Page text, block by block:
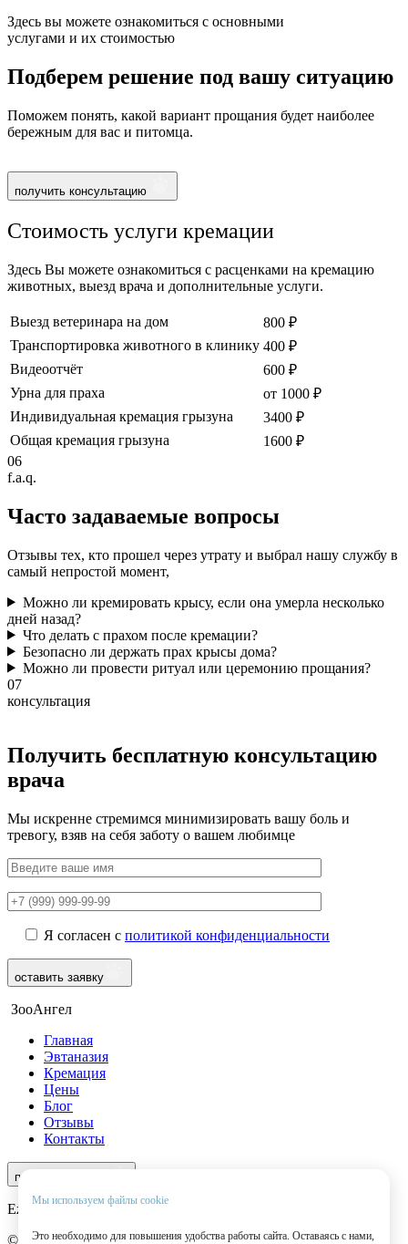
Здесь вы можете ознакомиться с основными
услугами и их стоимостью
Подберем решение под вашу ситуацию
Поможем понять, какой вариант прощания будет наиболее
бережным для вас и питомца.
получить консультацию
Стоимость услуги кремации
Здесь Вы можете ознакомиться с расценками на кремацию
животных, выезд врача и дополнительные услуги.
Выезд ветеринара на дом
800 ₽
Транспортировка животного в клинику 400 ₽
Видеоотчёт
600 ₽
Урна для праха
от 1000 ₽
Индивидуальная кремация грызуна
3400 ₽
Общая кремация грызуна
1600 ₽
06
f.a.q.
Часто задаваемые вопросы
Отзывы тех, кто прошел через утрату и выбрал нашу службу в
самый непростой момент,
Можно ли кремировать крысу, если она умерла несколько
дней назад?
Что делать с прахом после кремации?
Безопасно ли держать прах крысы дома?
Можно ли провести ритуал или церемонию прощания?
07
консультация
Получить бесплатную консультацию
врача
Мы искренне стремимся минимизировать вашу боль и
тревогу, взяв на себя заботу о вашем любимце
Я согласен с политикой конфиденциальности
оставить заявку
Мы используем файлы cookie
Это необходимо для повышения удобства работы сайта. Оставаясь с нами,
ЗооАнгел
Главная
Эвтаназия
Кремация
Цены
Блог
Отзывы
Контакты
перезвоните мне
Ежедневно с 9:00 до 22:00
© 2025 ЗооАнгел. Все права защищены.